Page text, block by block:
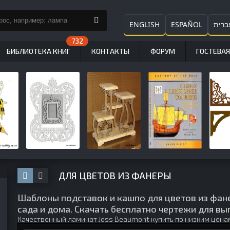
ДЛЯ ЦВЕТОВ ИЗ ФАНЕРЫ
Шаблоны подставок и кашпо для цветов из
сада и дома. Скачать бесплатно чертежи для
Качественный ламинат Joss Beaumont купить по низким
ENGLISH ESPAÑOL
БИБЛИОТЕКА КНИГ КОНТАКТЫ ФОРУМ ГОСТЕВАЯ